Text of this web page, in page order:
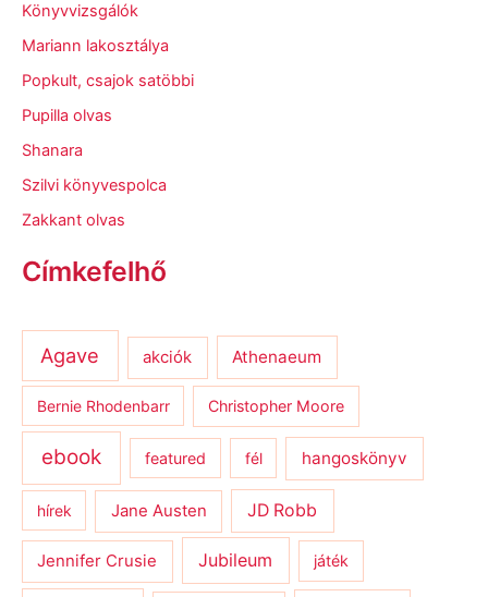
Könyvvizsgálók
Mariann lakosztálya
Popkult, csajok satöbbi
Pupilla olvas
Shanara
Szilvi könyvespolca
Zakkant olvas
Címkefelhő
Agave akciók Athenaeum
Bernie Rhodenbarr Christopher Moore
ebook featured fél hangoskönyv
hírek Jane Austen JD Robb
Jennifer Crusie Jubileum játék